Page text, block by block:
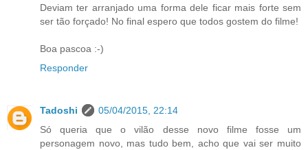
Deviam ter arranjado uma forma dele ficar mais forte sem
ser tão forçado! No final espero que todos gostem do filme!
Boa pascoa :-)
Responder
Tadoshi
05/04/2015, 22:14
Só queria que o vilão desse novo filme fosse um
personagem novo, mas tudo bem, acho que vai ser muito